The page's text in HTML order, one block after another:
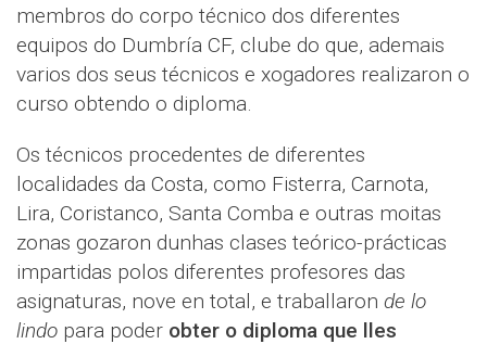
membros do corpo técnico dos diferentes
equipos do Dumbría CF, clube do que, ademais
varios dos seus técnicos e xogadores realizaron o
curso obtendo o diploma.
Os técnicos procedentes de diferentes
localidades da Costa, como Fisterra, Carnota,
Lira, Coristanco, Santa Comba e outras moitas
zonas gozaron dunhas clases teórico-prácticas
impartidas polos diferentes profesores das
asignaturas, nove en total, e traballaron de lo
lindo para poder obter o diploma que lles